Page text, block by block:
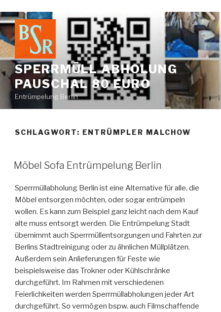
Zum
Inhalt
springen
SPERRMÜLL ABHOLUNG
PAUSCHAL 80 EURO
Entrümpelung Berlin
SCHLAGWORT: ENTRÜMPLER MALCHOW
VERÖFFENTLICHT
AM
Möbel Sofa Entrümpelung Berlin
Sperrmüllabholung Berlin ist eine Alternative für alle, die
Möbel entsorgen möchten, oder sogar entrümpeln
wollen. Es kann zum Beispiel ganz leicht nach dem Kauf
alte muss entsorgt werden. Die Entrümpelung Stadt
übernimmt auch Sperrmüllentsorgungen und Fahrten zur
Berlins Stadtreinigung oder zu ähnlichen Müllplätzen.
Außerdem sein Anlieferungen für Feste wie
beispielsweise das Trokner oder Kühlschränke
durchgeführt. Im Rahmen mit verschiedenen
Feierlichkeiten werden Sperrmüllabholungen jeder Art
durchgeführt. So vermögen bspw. auch Filmschaffende